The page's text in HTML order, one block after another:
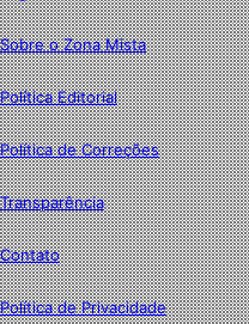
Sobre o Zona Mista
Política Editorial
Política de Correções
Transparência
Contato
Política de Privacidade